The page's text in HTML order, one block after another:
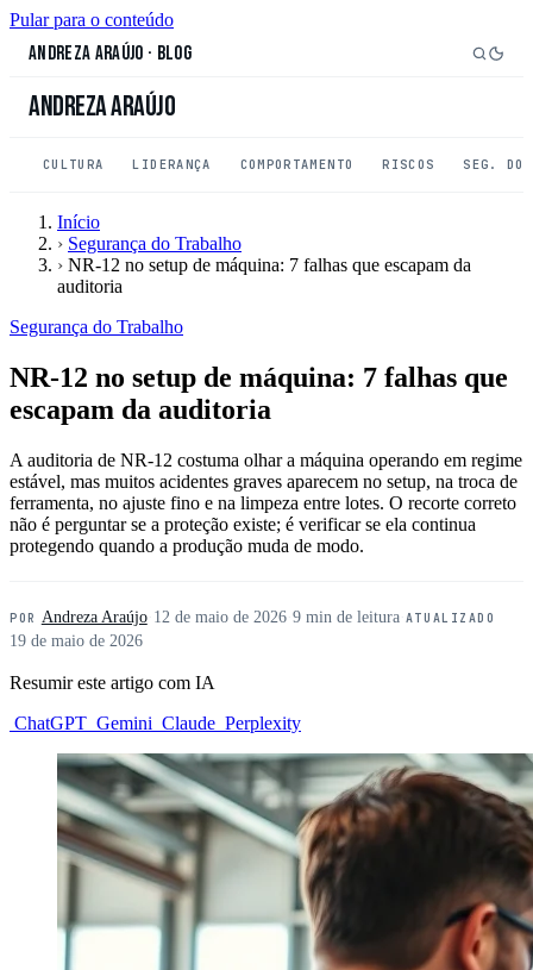
Pular para o conteúdo
Andreza Araújo · Blog
Andreza Araújo
CULTURA LIDERANÇA COMPORTAMENTO RISCOS SEG. DO
Início
› Segurança do Trabalho
› NR-12 no setup de máquina: 7 falhas que escapam da
auditoria
Segurança do Trabalho
NR-12 no setup de máquina: 7 falhas que
escapam da auditoria
A auditoria de NR-12 costuma olhar a máquina operando em regime
estável, mas muitos acidentes graves aparecem no setup, na troca de
ferramenta, no ajuste fino e na limpeza entre lotes. O recorte correto
não é perguntar se a proteção existe; é verificar se ela continua
protegendo quando a produção muda de modo.
POR Andreza Araújo· 12 de maio de 2026· 9 min de leitura· ATUALIZADO
19 de maio de 2026
Resumir este artigo com IA
ChatGPT Gemini Claude Perplexity